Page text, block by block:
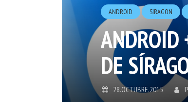
ANDROID SIRAGON
ANDROID
DE
28.OCTUBRE.2015